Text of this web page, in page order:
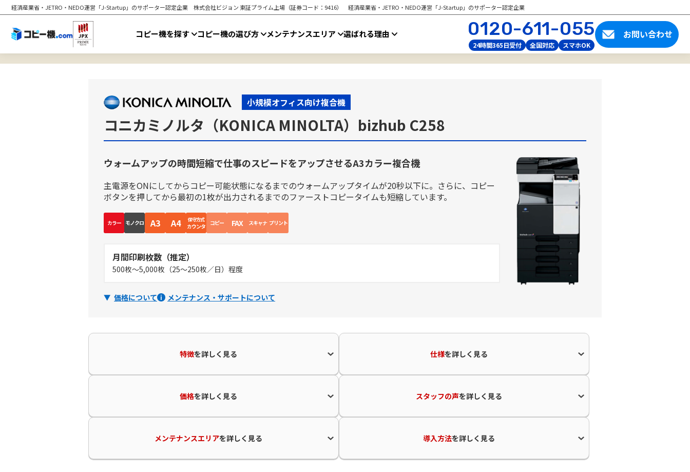
経済産業省・JETRO・NEDO運営「J-Startup」のサポーター認定企業 株式会社ビジョン 東証プライム上場（証券コード：9416） 経済産業省・JETRO・NEDO運営「J-Startup」のサポーター認定企業
コピー機を探す コピー機の選び方 メンテナンスエリア 選ばれる理由 0120-611-055
24時間365日受付 全国対応 スマホOK
お問い合わせ
小規模オフィス向け複合機
コニカミノルタ（KONICA MINOLTA）bizhub C258
ウォームアップの時間短縮で仕事のスピードをアップさせるA3カラー複合機
主電源をONにしてからコピー可能状態になるまでのウォームアップタイムが20秒以下に。さらに、コピー
ボタンを押してから最初の1枚が出力されるまでのファーストコピータイムも短縮しています。
カラー モノクロ A3 A4 保守方式
カウンタ コピー FAX スキャナ プリント
月間印刷枚数（推定）
500枚～5,000枚（25～250枚／日）程度
価格について メンテナンス・サポートについて
特徴を詳しく見る 仕様を詳しく見る
価格を詳しく見る スタッフの声を詳しく見る
メンテナンスエリアを詳しく見る 導入方法を詳しく見る